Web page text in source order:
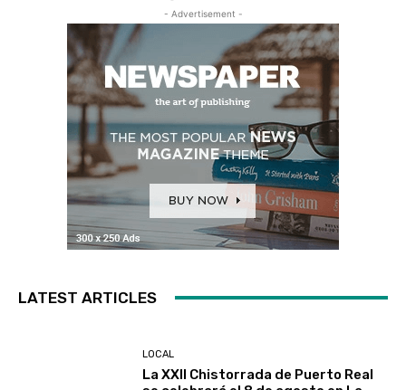
- Advertisement -
LATEST ARTICLES
LOCAL
La XXII Chistorrada de Puerto Real